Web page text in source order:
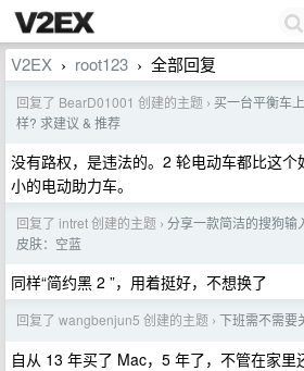
V2EX › root123 › 全部回复
回复了 BearD01001 创建的主题 › 买一台平衡车
样? 求建议 & 推荐
没有路权，是违法的。2 轮电动车都比这
小的电动助力车。
回复了 intret 创建的主题 › 分享一款简洁的搜狗输
皮肤：空蓝
同样“简约黑 2 ”，用着挺好，不想换了
回复了 wangbenjun5 创建的主题 › 下班需不需要
自从 13 年买了 Mac，5 年了，不管在家里